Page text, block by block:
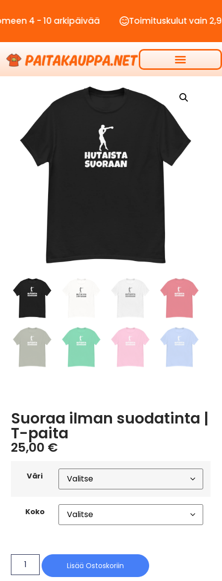
- 10 arkipäivää Toimituskulut vain 2,90€
Suoraa ilman suodatinta |
T-paita
25,00 €
Väri
Koko
Lisää Ostoskoriin